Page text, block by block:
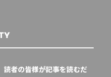
者の皆様が記事を読むだ